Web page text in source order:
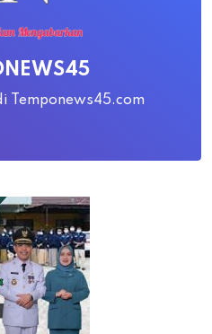
Temponews45.com